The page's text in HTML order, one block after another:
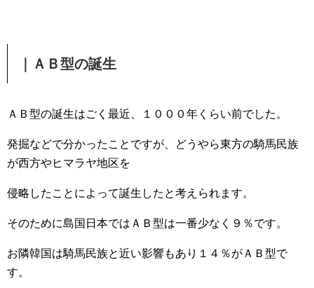
｜ＡＢ型の誕生
ＡＢ型の誕生はごく最近、１０００年くらい前でした。
発掘などで分かったことですが、どうやら東方の騎馬民族
が西方やヒマラヤ地区を
侵略したことによって誕生したと考えられます。
そのために島国日本ではＡＢ型は一番少なく９％です。
お隣韓国は騎馬民族と近い影響もあり１４％がＡＢ型で
す。